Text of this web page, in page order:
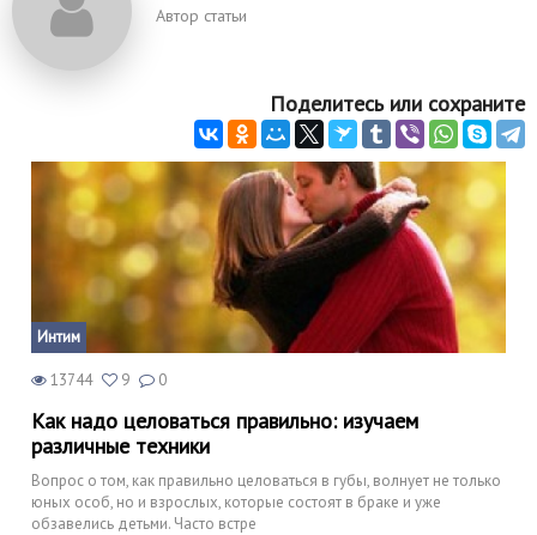
Автор статьи
Поделитесь или сохраните
Интим
13744 9 0
Как надо целоваться правильно: изучаем
различные техники
Вопрос о том, как правильно целоваться в губы, волнует не только
юных особ, но и взрослых, которые состоят в браке и уже
обзавелись детьми. Часто встре